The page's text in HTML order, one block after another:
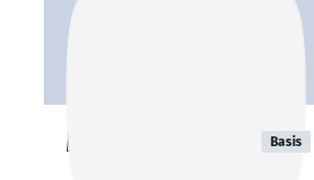
Mona Markon Basis